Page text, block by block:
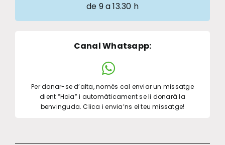
de 9 a 13.30 h
Canal Whatsapp:
Per donar-se d’alta, només cal enviar un missatge
dient “Hola” i automàticament se li donarà la
benvinguda. Clica i envia’ns el teu missatge!